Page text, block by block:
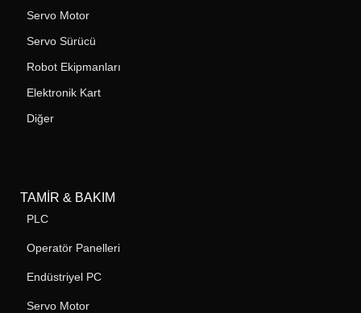
Servo Motor
Servo Sürücü
Robot Ekipmanları
Elektronik Kart
Diğer
TAMIR & BAKIM
PLC
Operatör Panelleri
Endüstriyel PC
Servo Motor